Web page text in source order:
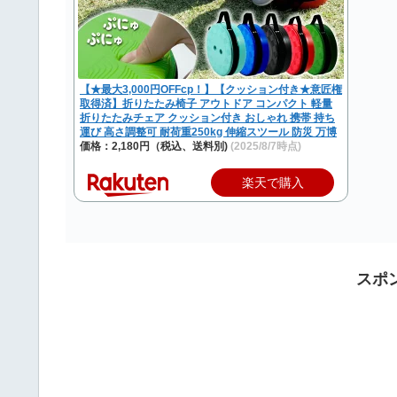
【★最大3,000円OFFcp！】【クッション付き★意匠権
取得済】折りたたみ椅子 アウトドア コンパクト 軽量
折りたたみチェア クッション付き おしゃれ 携帯 持ち
運び 高さ調整可 耐荷重250kg 伸縮スツール 防災 万博
価格：2,180円（税込、送料別) (2025/8/7時点)
楽天で購入
スポ